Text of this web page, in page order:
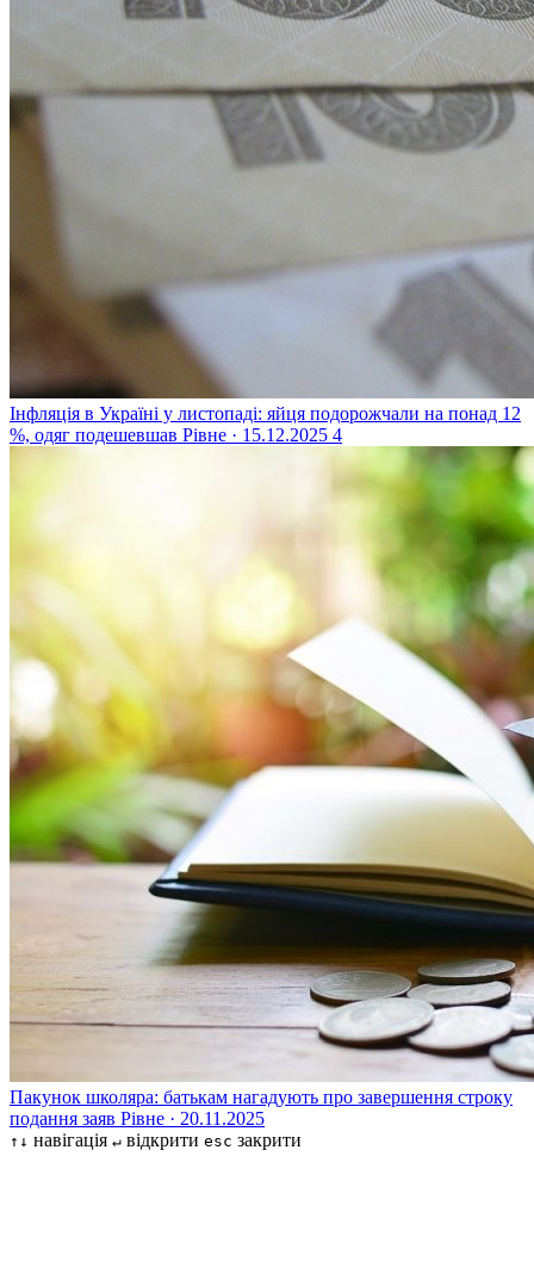
Інфляція в Україні у листопаді: яйця подорожчали на понад 12
%, одяг подешевшав Рівне · 15.12.2025 4
Пакунок школяра: батькам нагадують про завершення строку
подання заяв Рівне · 20.11.2025
↑↓ навігація ↵ відкрити esc закрити